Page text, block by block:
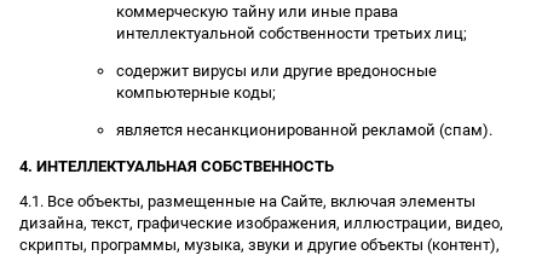
коммерческую тайну или иные права
интеллектуальной собственности третьих лиц;
содержит вирусы или другие вредоносные
компьютерные коды;
является несанкционированной рекламой (спам).
4. ИНТЕЛЛЕКТУАЛЬНАЯ СОБСТВЕННОСТЬ
4.1. Все объекты, размещенные на Сайте, включая элементы
дизайна, текст, графические изображения, иллюстрации, видео,
скрипты, программы, музыка, звуки и другие объекты (контент),